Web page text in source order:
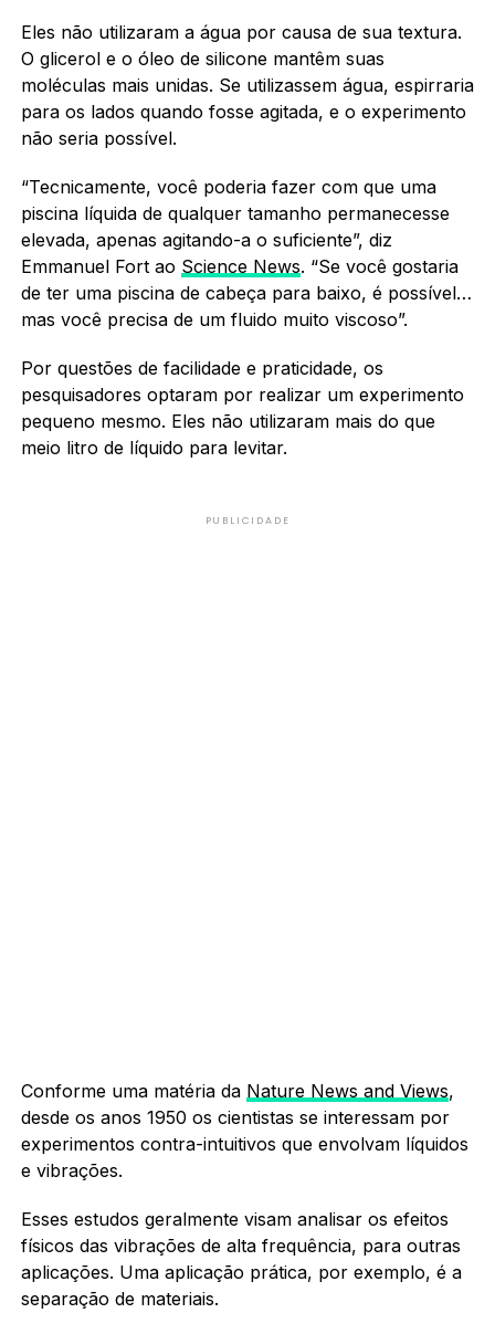
Eles não utilizaram a água por causa de sua textura.
O glicerol e o óleo de silicone mantêm suas
moléculas mais unidas. Se utilizassem água, espirraria
para os lados quando fosse agitada, e o experimento
não seria possível.
“Tecnicamente, você poderia fazer com que uma
piscina líquida de qualquer tamanho permanecesse
elevada, apenas agitando-a o suficiente”, diz
Emmanuel Fort ao Science News. “Se você gostaria
de ter uma piscina de cabeça para baixo, é possível…
mas você precisa de um fluido muito viscoso”.
Por questões de facilidade e praticidade, os
pesquisadores optaram por realizar um experimento
pequeno mesmo. Eles não utilizaram mais do que
meio litro de líquido para levitar.
PUBLICIDADE
Conforme uma matéria da Nature News and Views,
desde os anos 1950 os cientistas se interessam por
experimentos contra-intuitivos que envolvam líquidos
e vibrações.
Esses estudos geralmente visam analisar os efeitos
físicos das vibrações de alta frequência, para outras
aplicações. Uma aplicação prática, por exemplo, é a
separação de materiais.